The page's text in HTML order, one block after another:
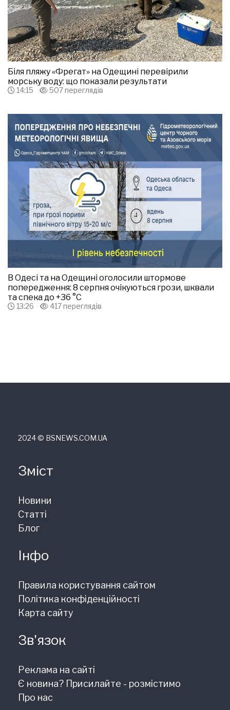
Біля пляжу «Фрегат» на Одещині перевірили
морську воду: що показали результати
14:15 507 переглядів
В Одесі та на Одещині оголосили штормове
попередження: 8 серпня очікуються грози, шквали
та спека до +36 °С
13:26 417 переглядів
2024 © ВSNEWS.COM.UA
Зміст
Новини
Статті
Блог
Інфо
Правила користування сайтом
Політика конфіденційності
Карта сайту
Зв'язок
Реклама на сайті
Є новина? Присилайте - розмістимо
Про нас